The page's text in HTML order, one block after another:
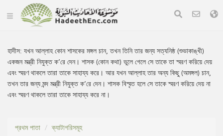
হাদীস:যখন আল্লাহ কোন শাসকের মঙ্গল চান, তখন তিনি তার জন্য সত্যনিষ্ঠ (শুভাকাঙ্খী)
একজন মন্ত্রী নিযুক্ত ক’রে দেন। শাসক (কোন কথা) ভুলে গেলে সে তাকে তা স্মরণ করিয়ে দেয়
এবং স্মরণ থাকলে তারা তাকে সাহায্য করে। আর যখন আল্লাহ তার অন্য কিছু (অমঙ্গল) চান,
তখন তার জন্য মন্দ মন্ত্রী নিযুক্ত ক’রে দেন। শাসক বিস্মৃত হলে সে তাকে স্মরণ করিয়ে দেয় না
এবং স্মরণ থাকলে তারা তাকে সাহায্য করে না।
প্রথম পাতা
ক্যাটাগরিসমূহ